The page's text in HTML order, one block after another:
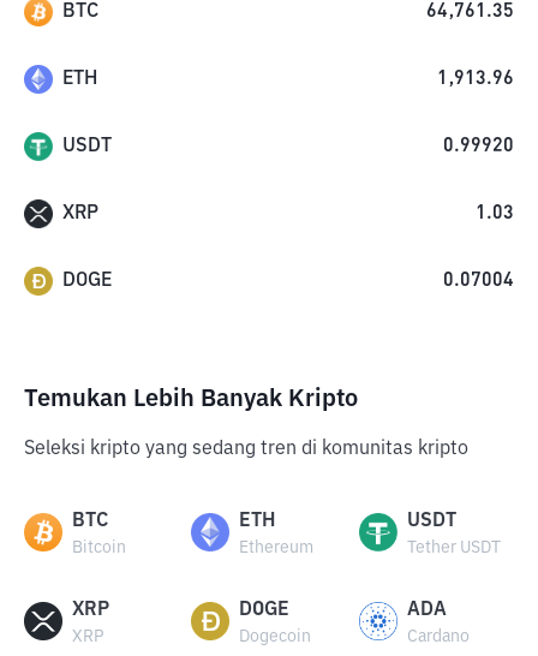
BTC 64,761.35
ETH 1,913.96
USDT 0.99920
XRP 1.03
DOGE 0.07004
Temukan Lebih Banyak Kripto
Seleksi kripto yang sedang tren di komunitas kripto
BTC
Bitcoin
ETH
Ethereum
USDT
Tether USDT
XRP
XRP
DOGE
Dogecoin
ADA
Cardano